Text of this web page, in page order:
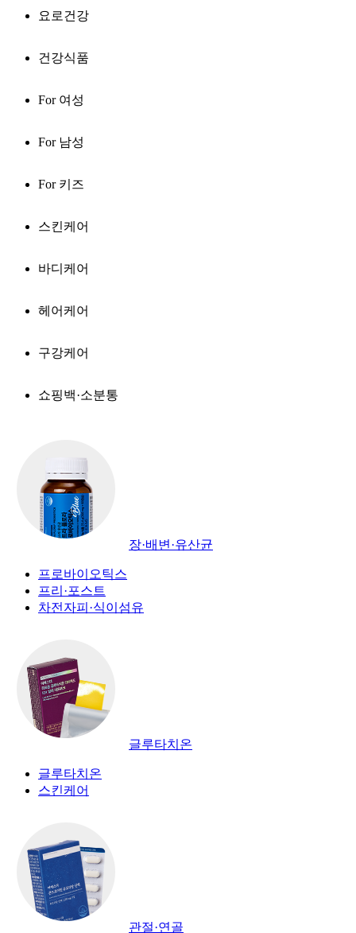
요로건강
건강식품
For 여성
For 남성
For 키즈
스킨케어
바디케어
헤어케어
구강케어
쇼핑백·소분통
장·배변·유산균
프로바이오틱스
프리·포스트
차전자피·식이섬유
글루타치온
글루타치온
스킨케어
관절·연골